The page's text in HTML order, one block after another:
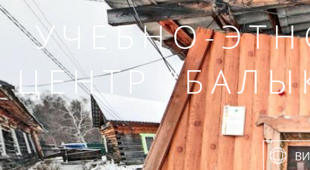
УЧЕБНО-
ЦЕНТР